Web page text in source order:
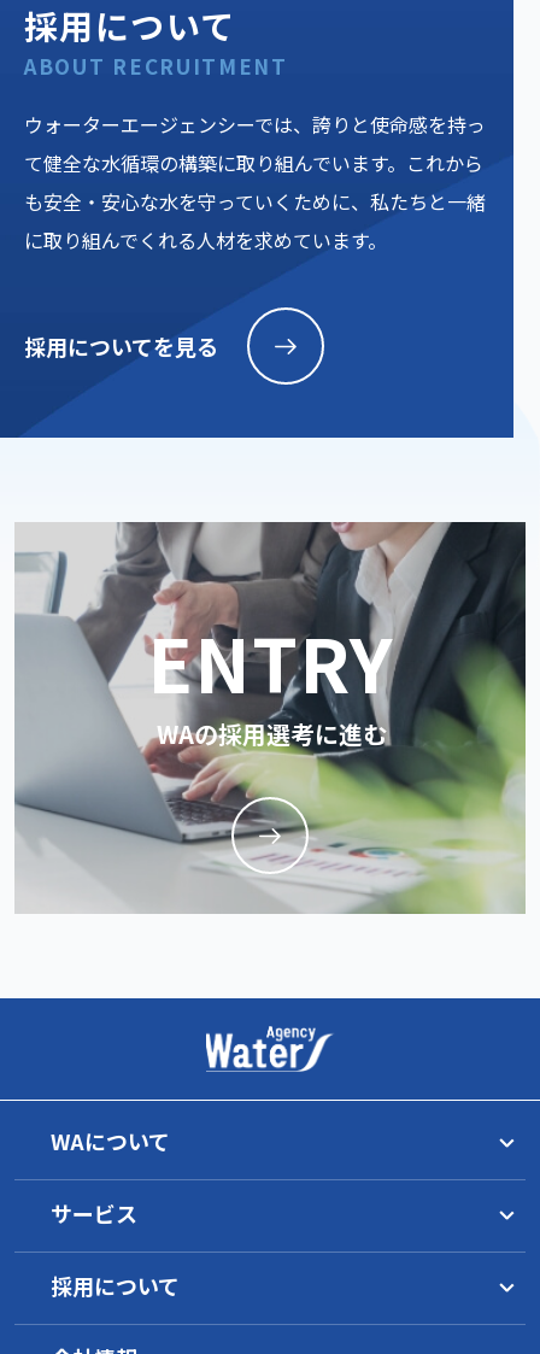
採用について
ABOUT RECRUITMENT
ウォーターエージェンシーでは、誇りと使命感を持っ
て健全な水循環の構築に取り組んでいます。これから
も安全・安心な水を守っていくために、私たちと一緒
に取り組んでくれる人材を求めています。
採用についてを見る
ENTRY
WAの採用選考に進む
WAについて
トップメッセージ
理念
グループ一覧
WAの目指すもの
サービス
水マネジメント
サービス概要
水環境について
工業薬品
採用について
1分でわかるWA